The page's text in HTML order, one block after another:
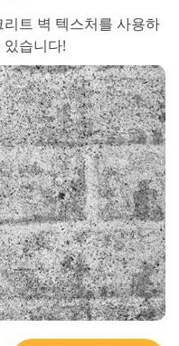
트 벽 텍스처를 사용하
있습니다!